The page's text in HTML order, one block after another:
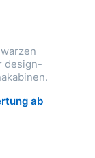
design-
ab